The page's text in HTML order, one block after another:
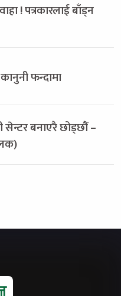
! पत्रकारलाई बाँड्न
फन्दामा
बनाएरै छोड्छौं –